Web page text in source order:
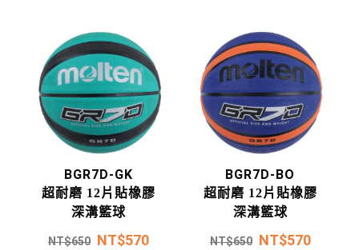
BGR7D-GK
超耐磨 12片貼橡膠
深溝籃球
NT$650 NT$570
BGR7D-BO
超耐磨 12片貼橡膠
深溝籃球
NT$650 NT$570